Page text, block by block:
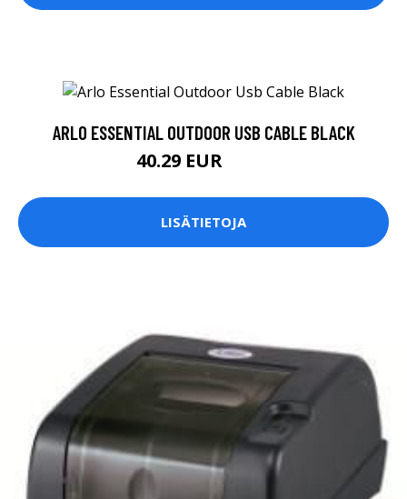
ARLO ESSENTIAL OUTDOOR USB CABLE BLACK
40.29 EUR
LISÄTIETOJA